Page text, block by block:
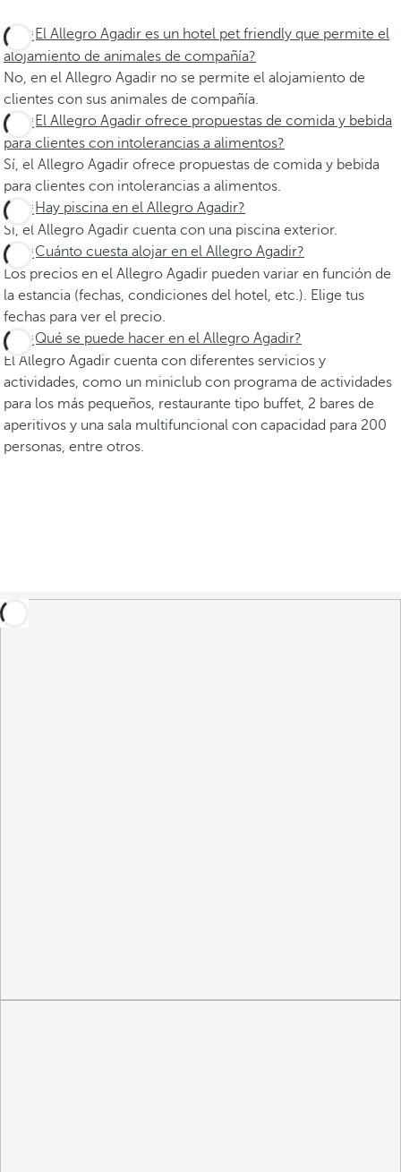
¿El Allegro Agadir es un hotel pet friendly que permite el
alojamiento de animales de compañía?
No, en el Allegro Agadir no se permite el alojamiento de
clientes con sus animales de compañía.
¿El Allegro Agadir ofrece propuestas de comida y bebida
para clientes con intolerancias a alimentos?
Sí, el Allegro Agadir ofrece propuestas de comida y bebida
para clientes con intolerancias a alimentos.
¿Hay piscina en el Allegro Agadir?
Sí, el Allegro Agadir cuenta con una piscina exterior.
¿Cuánto cuesta alojar en el Allegro Agadir?
Los precios en el Allegro Agadir pueden variar en función de
la estancia (fechas, condiciones del hotel, etc.). Elige tus
fechas para ver el precio.
¿Qué se puede hacer en el Allegro Agadir?
El Allegro Agadir cuenta con diferentes servicios y
actividades, como un miniclub con programa de actividades
para los más pequeños, restaurante tipo buffet, 2 bares de
aperitivos y una sala multifuncional con capacidad para 200
personas, entre otros.